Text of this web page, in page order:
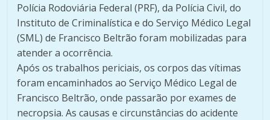
Polícia Rodoviária Federal (PRF), da Polícia Civil, do
Instituto de Criminalística e do Serviço Médico Legal
(SML) de Francisco Beltrão foram mobilizadas para
atender a ocorrência.
Após os trabalhos periciais, os corpos das vítimas
foram encaminhados ao Serviço Médico Legal de
Francisco Beltrão, onde passarão por exames de
necropsia. As causas e circunstâncias do acidente